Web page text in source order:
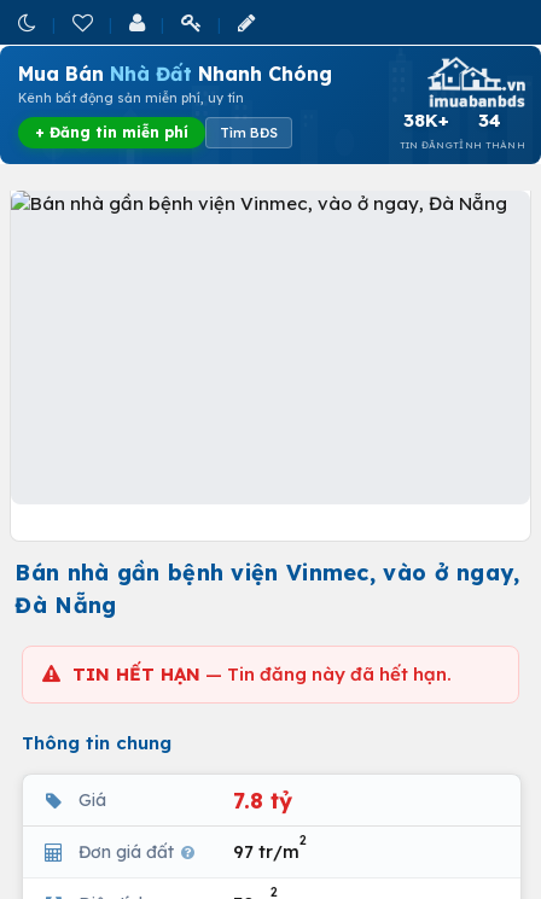
Mua Bán Nhà Đất Nhanh Chóng
Kênh bất động sản miễn phí, uy tín
+ Đăng tin miễn phí Tìm BĐS
38K+
TIN ĐĂNG
34
TỈNH THÀNH
Bán nhà gần bệnh viện Vinmec, vào ở ngay,
Đà Nẵng
TIN HẾT HẠN — Tin đăng này đã hết hạn.
Thông tin chung
Giá 7.8 tỷ
Đơn giá đất 97 tr/m
2
2